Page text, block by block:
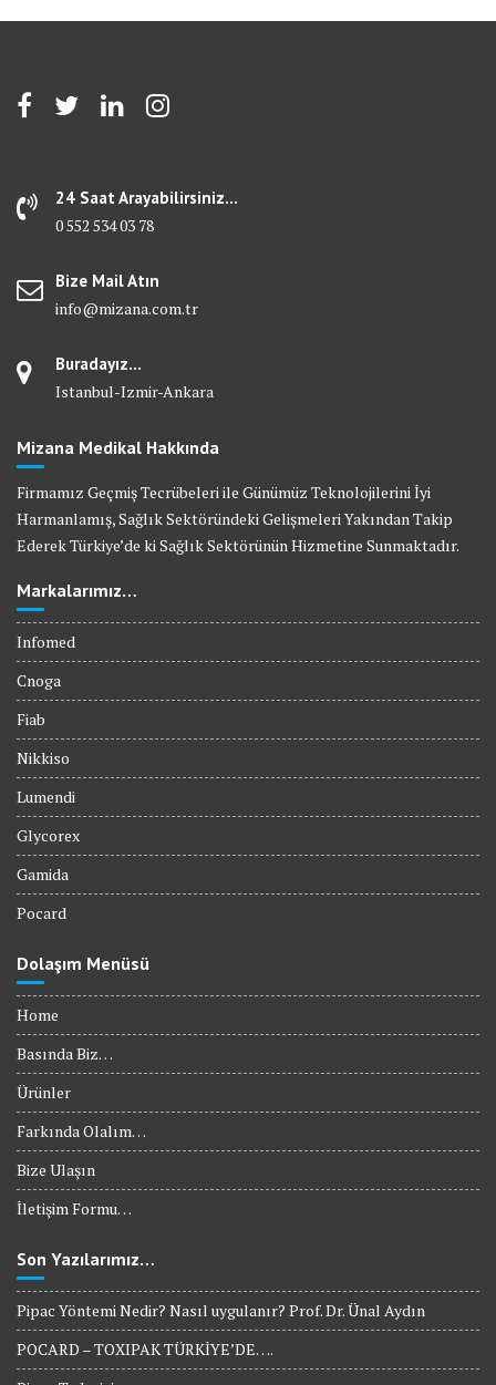
24 Saat Arayabilirsiniz...
0 552 534 03 78
Bize Mail Atın
info@mizana.com.tr
Buradayız...
Istanbul-Izmir-Ankara
Mizana Medikal Hakkında
Firmamız Geçmiş Tecrübeleri ile Günümüz Teknolojilerini İyi
Harmanlamış, Sağlık Sektöründeki Gelişmeleri Yakından Takip
Ederek Türkiye’de ki Sağlık Sektörünün Hizmetine Sunmaktadır.
Markalarımız…
Infomed
Cnoga
Fiab
Nikkiso
Lumendi
Glycorex
Gamida
Pocard
Dolaşım Menüsü
Home
Basında Biz…
Ürünler
Farkında Olalım…
Bize Ulaşın
İletişim Formu…
Son Yazılarımız…
Pipac Yöntemi Nedir? Nasıl uygulanır? Prof. Dr. Ünal Aydın
POCARD – TOXIPAK TÜRKİYE’DE….